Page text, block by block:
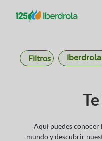
Filtros Iberdrola
Aquí puedes conocer
mundo y descubrir